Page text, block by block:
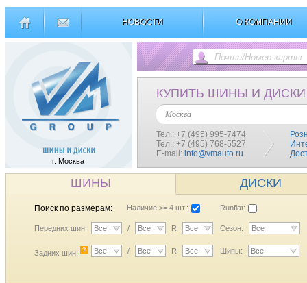
НОВОСТИ О КОМПАНИИ
г. Москва
КУПИТЬ ШИНЫ И ДИСКИ
Москва
Тел.: +7 (495) 995-7474
Тел.: +7 (495) 768-5527
E-mail: info@vmauto.ru
ШИНЫ ДИСКИ
Поиск по размерам: Наличие >= 4 шт.: Runflat:
Передних шин: Все / Все R Все Сезон: Все
Задних шин: ? Все / Все R Все Шипы: Все